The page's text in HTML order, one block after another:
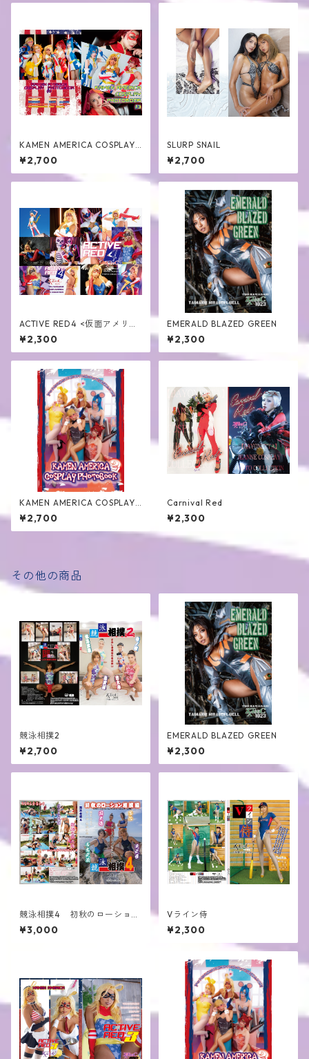
KAMEN AMERICA COSPLAY
PHOTOBOOK3
¥2,700
SLURP SNAIL
¥2,700
ACTIVE RED4 <仮面アメリカ
コスプレ写真集第4弾>
¥2,300
EMERALD BLAZED GREEN
¥2,300
KAMEN AMERICA COSPLAY
PHOTOBOOK2
¥2,700
Carnival Red
¥2,300
その他の商品
競泳相撲2
¥2,700
EMERALD BLAZED GREEN
¥2,300
競泳相撲4 初秋のローション
場所
¥3,000
Vライン侍
¥2,300